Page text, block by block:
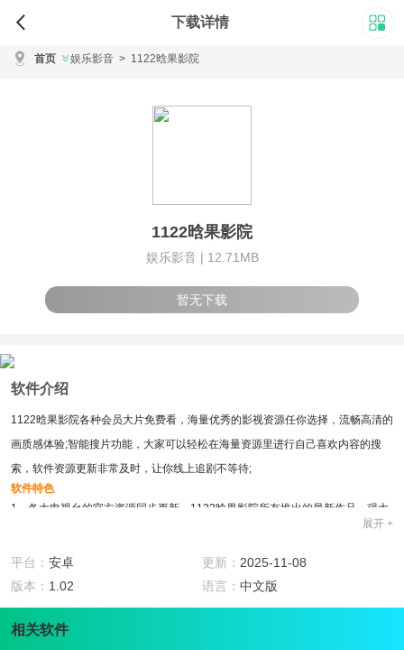
下载详情
首页 娱乐影音 > 1122晗果影院
1122晗果影院
娱乐影音 | 12.71MB
暂无下载
软件介绍
1122晗果影院各种会员大片免费看，海量优秀的影视资源任你选择，流畅高清的
画质感体验;智能搜片功能，大家可以轻松在海量资源里进行自己喜欢内容的搜
索，软件资源更新非常及时，让你线上追剧不等待;
软件特色
1、各大电视台的官方资源同步更新，1122晗果影院所有推出的最新作品，强大
2、汇集了大量的观看资源，分类齐全，1122晗果影院轻松涵盖了各大影视类,平
台内观看实时更新的影视，手机播放器,没有任何限制;
3、汇集全网最新影视资源，高清流畅，高清播放，每天都会及时更新，每日实
时推送优质内容，更为优质的播放神器;
展开 +
平台： 安卓 更新： 2025-11-08
版本： 1.02 语言： 中文版
相关软件